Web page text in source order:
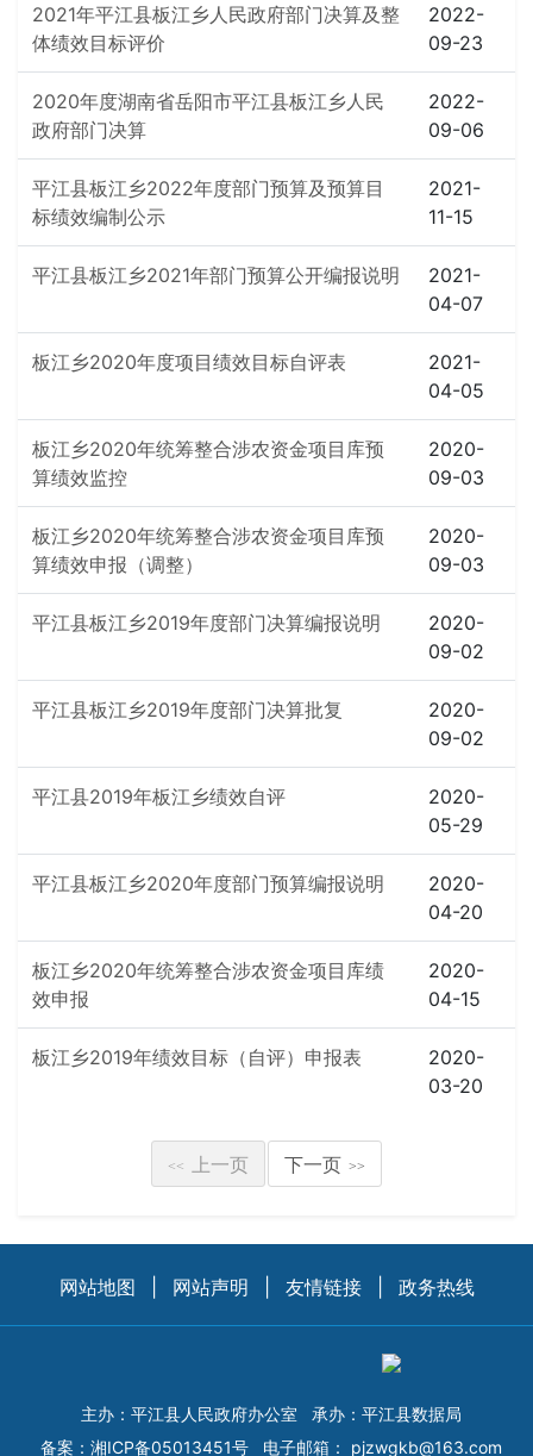
2021年平江县板江乡人民政府部门决算及整
体绩效目标评价
2022-
09-23
2020年度湖南省岳阳市平江县板江乡人民
政府部门决算
2022-
09-06
平江县板江乡2022年度部门预算及预算目
标绩效编制公示
2021-
11-15
平江县板江乡2021年部门预算公开编报说明
2021-
04-07
板江乡2020年度项目绩效目标自评表
2021-
04-05
板江乡2020年统筹整合涉农资金项目库预
算绩效监控
2020-
09-03
板江乡2020年统筹整合涉农资金项目库预
算绩效申报（调整）
2020-
09-03
平江县板江乡2019年度部门决算编报说明
2020-
09-02
平江县板江乡2019年度部门决算批复
2020-
09-02
平江县2019年板江乡绩效自评
2020-
05-29
平江县板江乡2020年度部门预算编报说明
2020-
04-20
板江乡2020年统筹整合涉农资金项目库绩
效申报
2020-
04-15
板江乡2019年绩效目标（自评）申报表
2020-
03-20
<< 上一页 下一页 >>
网站地图 网站声明 友情链接 政务热线
主办：平江县人民政府办公室
承办：平江县数据局
备案： 湘ICP备05013451号 电子邮箱： pjzwgkb@163.com